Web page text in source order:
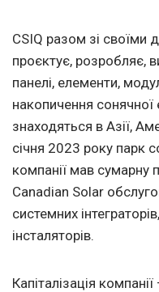
CSIQ разом зі своїми
проєктує, розробляє,
панелі, елементи,
накопичення сонячної
знаходяться в Азії,
січня 2023 року парк
компанії мав сумарну
Canadian Solar
системних
інсталяторів.
Капіталізація